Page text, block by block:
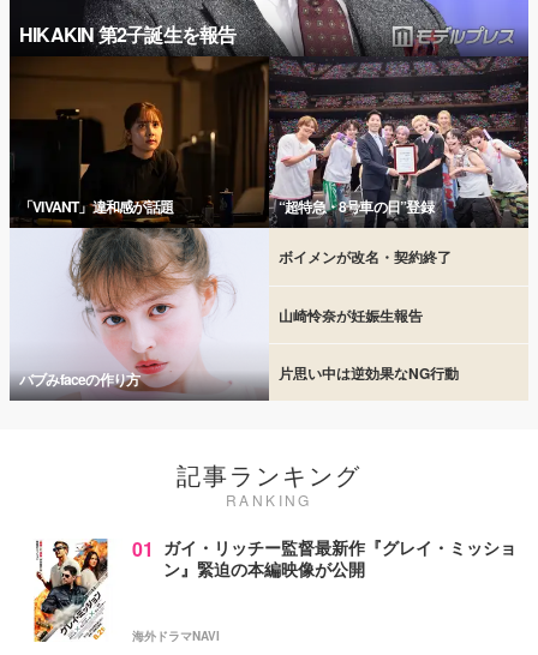
HIKAKIN 第2子誕生を報告
「VIVANT」違和感が話題 “超特急・8号車の日”登録
バブみfaceの作り方
ボイメンが改名・契約終了
山崎怜奈が妊娠生報告
片思い中は逆効果なNG行動
記事ランキング
RANKING
01 ガイ・リッチー監督最新作『グレイ・ミッショ
ン』緊迫の本編映像が公開
海外ドラマNAVI